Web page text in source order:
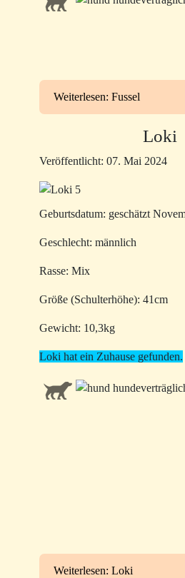
Weiterlesen: Fussel
Loki
Veröffentlicht: 07. Mai 2024
Geburtsdatum: geschätzt
Geschlecht: männlich
Rasse: Mix
Größe (Schulterhöhe): 41cm
Gewicht: 10,3kg
Loki hat ein Zuhause gefunden.
Weiterlesen: Loki